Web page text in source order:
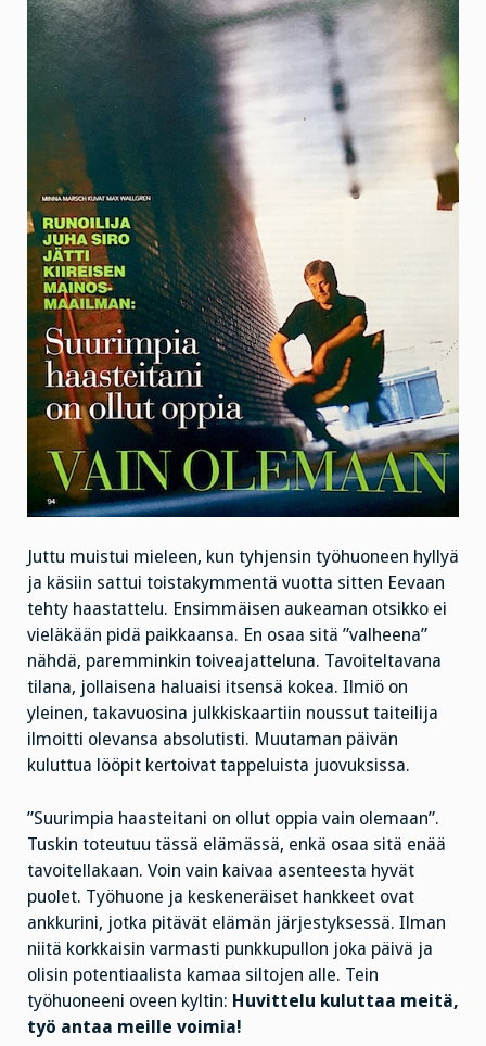
Juttu muistui mieleen, kun tyhjensin työhuoneen hyllyä
ja käsiin sattui toistakymmentä vuotta sitten Eevaan
tehty haastattelu. Ensimmäisen aukeaman otsikko ei
vieläkään pidä paikkaansa. En osaa sitä ”valheena”
nähdä, paremminkin toiveajatteluna. Tavoiteltavana
tilana, jollaisena haluaisi itsensä kokea. Ilmiö on
yleinen, takavuosina julkkiskaartiin noussut taiteilija
ilmoitti olevansa absolutisti. Muutaman päivän
kuluttua lööpit kertoivat tappeluista juovuksissa.
”Suurimpia haasteitani on ollut oppia vain olemaan”.
Tuskin toteutuu tässä elämässä, enkä osaa sitä enää
tavoitellakaan. Voin vain kaivaa asenteesta hyvät
puolet. Työhuone ja keskeneräiset hankkeet ovat
ankkurini, jotka pitävät elämän järjestyksessä. Ilman
niitä korkkaisin varmasti punkkupullon joka päivä ja
olisin potentiaalista kamaa siltojen alle. Tein
työhuoneeni oveen kyltin: Huvittelu kuluttaa meitä,
työ antaa meille voimia!